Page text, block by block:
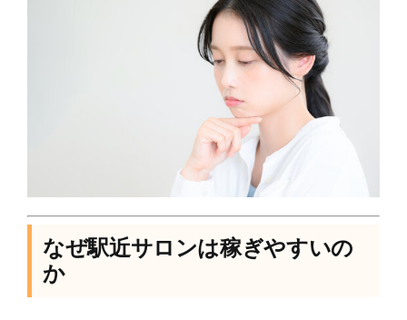
なぜ駅近サロンは稼ぎやすいの
か